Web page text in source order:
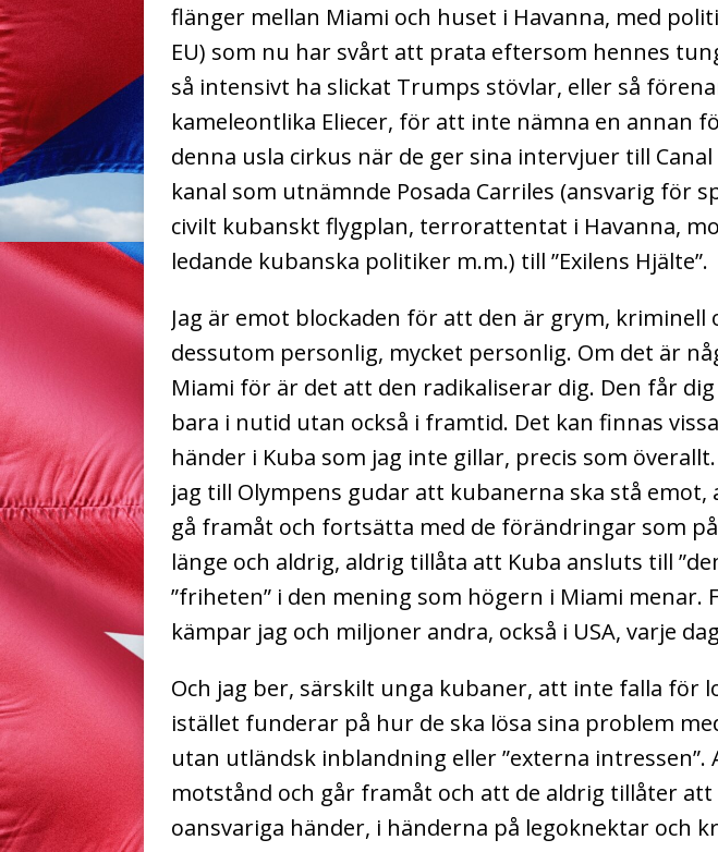
flänger mellan Miami och huset i Havanna, med
EU) som nu har svårt att prata eftersom hennes
så intensivt ha slickat Trumps stövlar, eller så
kameleontlika Eliecer, för att inte nämna en annan
denna usla cirkus när de ger sina intervjuer till Canal
kanal som utnämnde Posada Carriles (ansvarig för
civilt kubanskt flygplan, terrorattentat i Havanna,
ledande kubanska politiker m.m.) till ”Exilens Hjälte”.
Jag är emot blockaden för att den är grym, kriminell
dessutom personlig, mycket personlig. Om det är
Miami för är det att den radikaliserar dig. Den får
bara i nutid utan också i framtid. Det kan finnas
händer i Kuba som jag inte gillar, precis som
jag till Olympens gudar att kubanerna ska stå emot,
gå framåt och fortsätta med de förändringar som
länge och aldrig, aldrig tillåta att Kuba ansluts till
”friheten” i den mening som högern i Miami menar.
kämpar jag och miljoner andra, också i USA, varje
Och jag ber, särskilt unga kubaner, att inte falla för
istället funderar på hur de ska lösa sina problem
utan utländsk inblandning eller ”externa intressen”.
motstånd och går framåt och att de aldrig tillåter att
oansvariga händer, i händerna på legoknektar och